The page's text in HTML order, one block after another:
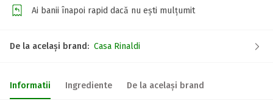
Ai banii înapoi rapid dacă nu ești mulțumit
De la același brand: Casa Rinaldi
Informatii Ingrediente De la același brand